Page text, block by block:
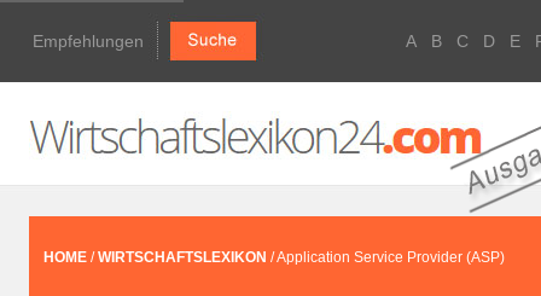
Empfehlungen A B C D E
HOME /WIRTSCHAFTSLEXIKON / Application Service Provider (ASP)